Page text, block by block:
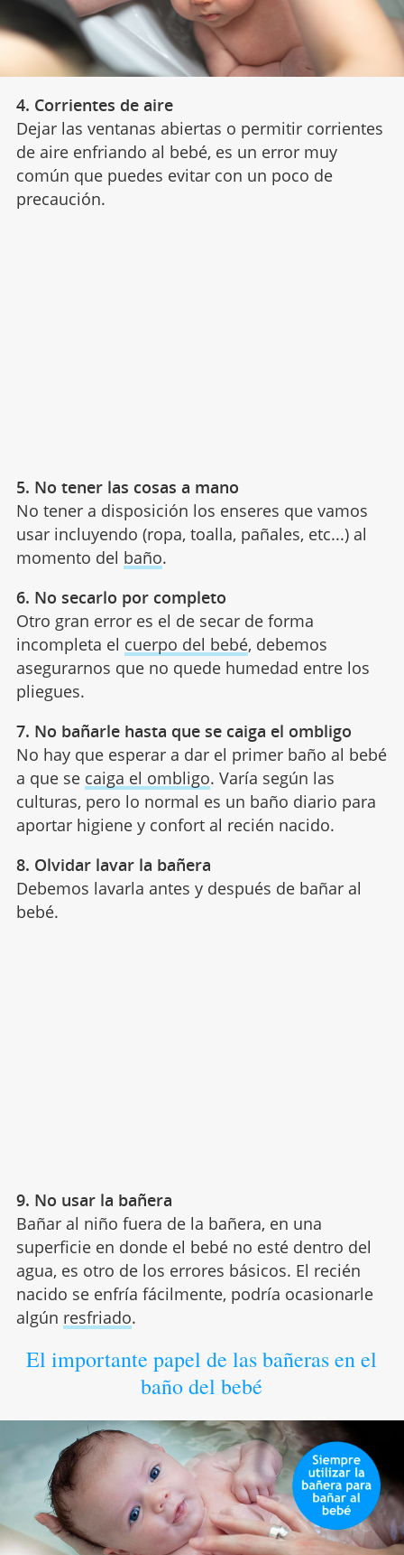
4. Corrientes de aire
Dejar las ventanas abiertas o permitir corrientes
de aire enfriando al bebé, es un error muy
común que puedes evitar con un poco de
precaución.
5. No tener las cosas a mano
No tener a disposición los enseres que vamos
usar incluyendo (ropa, toalla, pañales, etc...) al
momento del baño.
6. No secarlo por completo
Otro gran error es el de secar de forma
incompleta el cuerpo del bebé, debemos
asegurarnos que no quede humedad entre los
pliegues.
7. No bañarle hasta que se caiga el ombligo
No hay que esperar a dar el primer baño al bebé
a que se caiga el ombligo. Varía según las
culturas, pero lo normal es un baño diario para
aportar higiene y confort al recién nacido.
8. Olvidar lavar la bañera
Debemos lavarla antes y después de bañar al
bebé.
9. No usar la bañera
Bañar al niño fuera de la bañera, en una
superficie en donde el bebé no esté dentro del
agua, es otro de los errores básicos. El recién
nacido se enfría fácilmente, podría ocasionarle
algún resfriado.
El importante papel de las bañeras en el
baño del bebé